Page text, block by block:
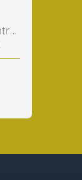
Frederic LECLERC EI (Entreprise Individuelle)